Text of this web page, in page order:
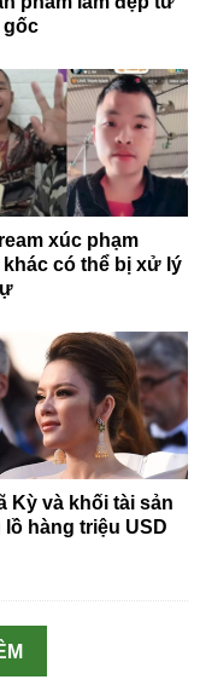
gốc
xúc phạm
có thể bị xử lý
Kỳ và khối tài sản
lồ hàng triệu USD